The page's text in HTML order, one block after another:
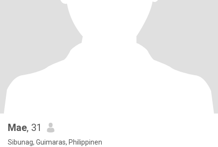
Mae, 31
Sibunag, Guimaras, Philippinen